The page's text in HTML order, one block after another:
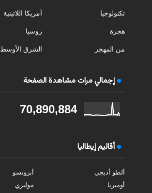
تكنولوجيا
هجرة
من المهجر
أمريكا اللاتينية
روسيا
الشرق الأوسط
إجمالي مرات مشاهدة الصفحة
70,890,884
أقاليم إيطاليا
ألطو أديجي
أبروتسو
أومبريا
موليزي